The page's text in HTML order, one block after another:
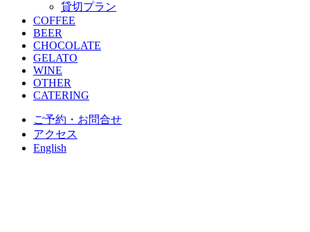
貸切プラン
COFFEE
BEER
CHOCOLATE
GELATO
WINE
OTHER
CATERING
ご予約・お問合せ
アクセス
English